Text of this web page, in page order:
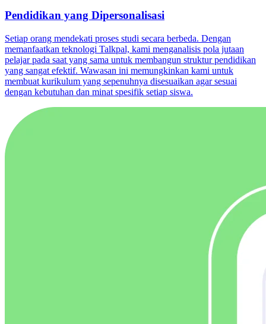
Pendidikan yang Dipersonalisasi
Setiap orang mendekati proses studi secara berbeda. Dengan
memanfaatkan teknologi Talkpal, kami menganalisis pola jutaan
pelajar pada saat yang sama untuk membangun struktur pendidikan
yang sangat efektif. Wawasan ini memungkinkan kami untuk
membuat kurikulum yang sepenuhnya disesuaikan agar sesuai
dengan kebutuhan dan minat spesifik setiap siswa.